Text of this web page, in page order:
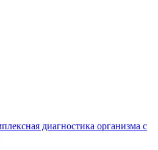
диагностика организма с